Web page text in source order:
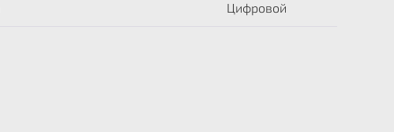
Цифровой